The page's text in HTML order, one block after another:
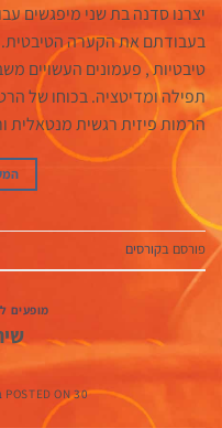
יצרנו סדנה בת שני מיפגשים
בעבודתם את הקערה הטיבטית.
טיבטיות , פעמונים העשויים
תפילה ומדיטציה. בכוחו של
הרמות פיזית רגשית מנטאלית
פורסם בקורסים
מופעים
POSTED ON30 בדצמבר 2013